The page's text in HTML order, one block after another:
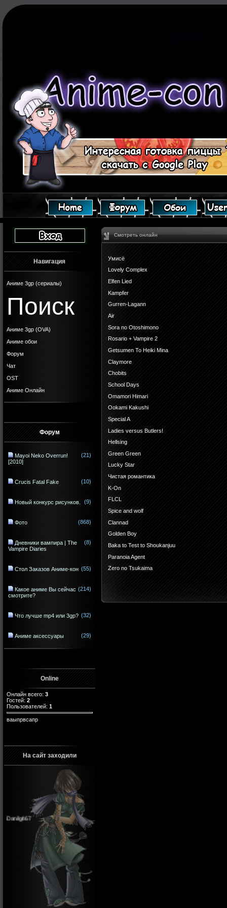
Навигация
Аниме 3gp (сериалы)
Поиск
Аниме 3gp (OVA)
Аниме обои
Форум
Чат
OST
Аниме Онлайн
Форум
Mayoi Neko Overrun!
[2010]
(21)
Crucis Fatal Fake (10)
Новый конкурс рисунков. (9)
Фото (868)
Дневники вампира | The
Vampire Diaries
(8)
Стол Заказов Аниме-кон (55)
Какое аниме Вы сейчас
смотрите?
(214)
Что лучше mp4 или 3gp? (32)
Аниме аксессуары (29)
Online
Онлайн всего: 3
Гостей: 2
Пользователей: 1
ваыпрвсапр
На сайт заходили
Смотреть онлайн
Умисё
Lovely Complex
Elfen Lied
Kampfer
Gurren-Lagann
Air
Sora no Otoshimono
Rosario + Vampire 2
Getsumen To Heiki Mina
Claymore
Chobits
School Days
Omamori Himari
Ookami Kakushi
Special A
Ladies versus Butlers!
Hellsing
Green Green
Lucky Star
Чистая романтика
K-On
FLCL
Spice and wolf
Clannad
Golden Boy
Baka to Test to Shoukanjuu
Paranoia Agent
Zero no Tsukaima